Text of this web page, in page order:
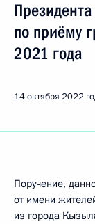
по приёму
2021 года
14 октября 2022
Поручение,
от имени
из города